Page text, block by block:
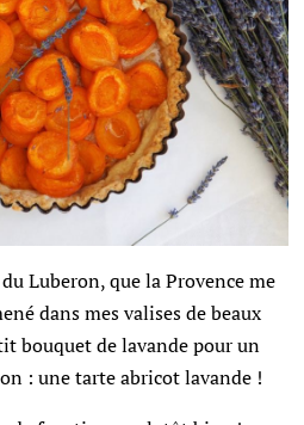
Luberon, que la Provence me
dans mes valises de beaux
bouquet de lavande pour un
: une tarte abricot lavande !